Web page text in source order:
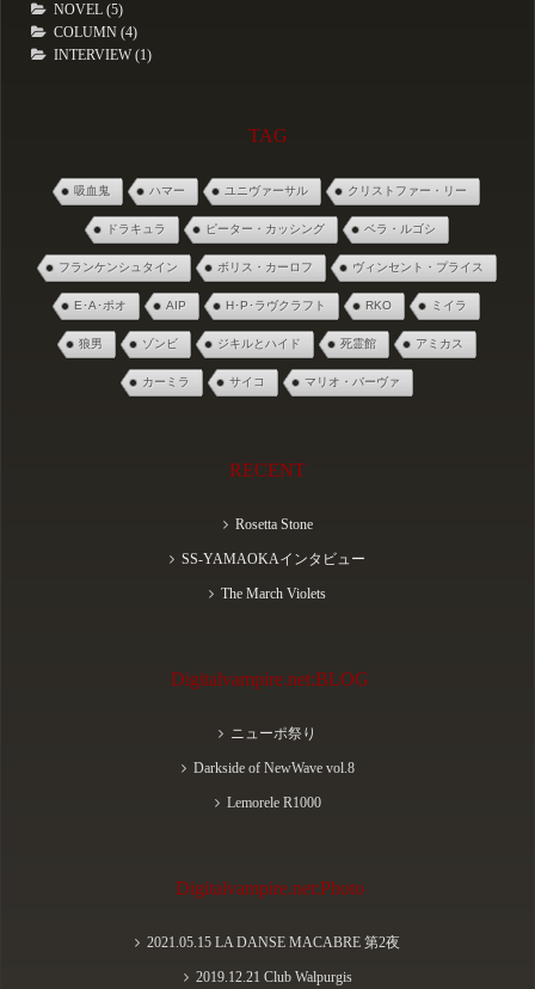
NOVEL (5)
COLUMN (4)
INTERVIEW (1)
TAG
吸血鬼 ハマー ユニヴァーサル クリストファー・リー
ドラキュラ ピーター・カッシング ベラ・ルゴシ
フランケンシュタイン ボリス・カーロフ ヴィンセント・プライス
E･A･ポオ AIP H･P･ラヴクラフト RKO ミイラ
狼男 ゾンビ ジキルとハイド 死霊館 アミカス
カーミラ サイコ マリオ・バーヴァ
RECENT
Rosetta Stone
SS-YAMAOKAインタビュー
The March Violets
Digitalvampire.net:BLOG
ニューポ祭り
Darkside of NewWave vol.8
Lemorele R1000
Digitalvampire.net:Photo
2021.05.15 LA DANSE MACABRE 第2夜
2019.12.21 Club Walpurgis